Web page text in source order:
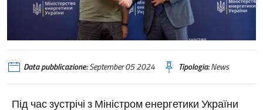
Data pubblicazione:September 05 2024 Tipologia:News
Під час зустрічі з Міністром енергетики України